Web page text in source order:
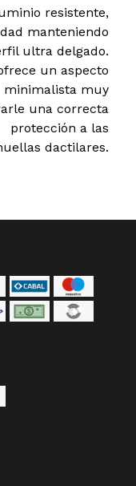
resistente,
manteniendo
ultra delgado.
un aspecto
minimalista muy
una correcta
protección a las
dactilares.